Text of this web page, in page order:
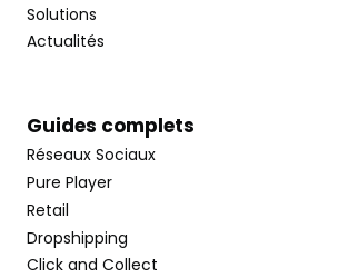
Solutions
Actualités
Guides complets
Réseaux Sociaux
Pure Player
Retail
Dropshipping
Click and Collect